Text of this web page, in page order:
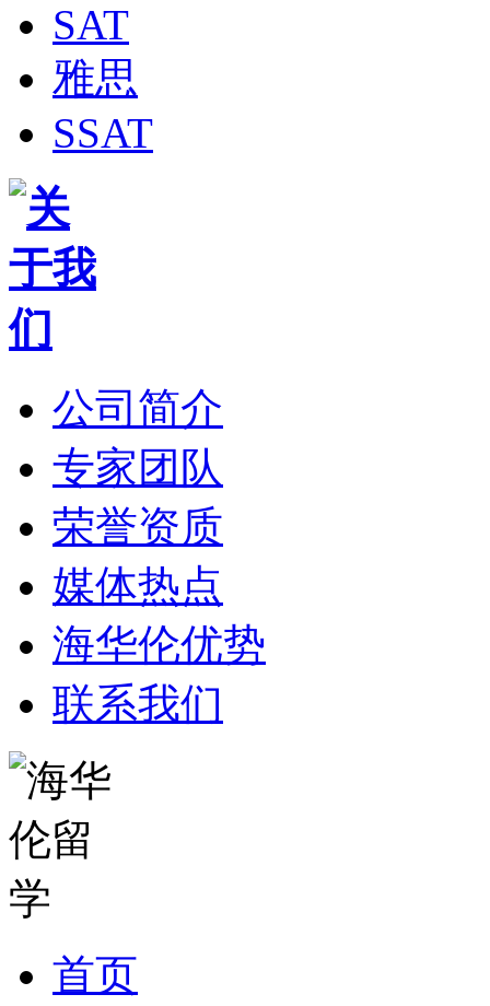
SAT
雅思
SSAT
公司简介
专家团队
荣誉资质
媒体热点
海华伦优势
联系我们
首页